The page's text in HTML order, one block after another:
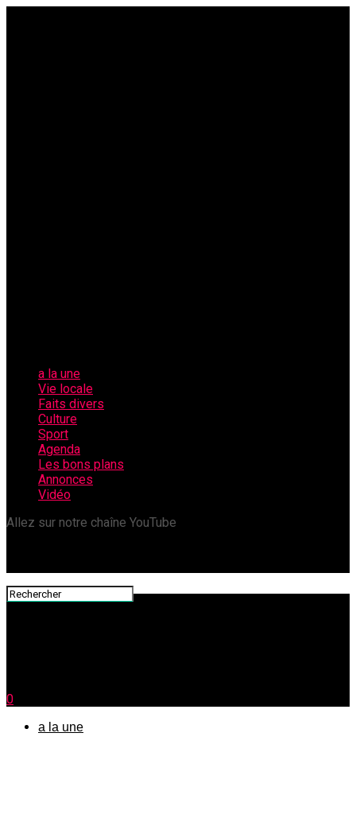
a la une
Vie locale
Faits divers
Culture
Sport
Agenda
Les bons plans
Annonces
Vidéo
Allez sur notre chaîne YouTube
0
a la une